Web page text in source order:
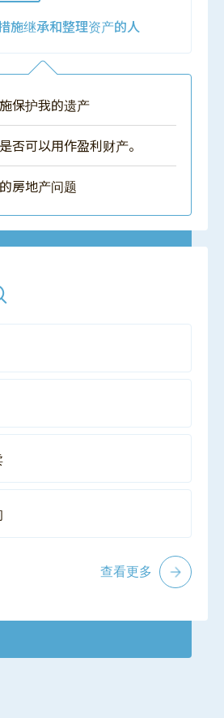
施继承和整理资产的人
保护我的遗产
否可以用作盈利财产。
房地产问题
查看更多